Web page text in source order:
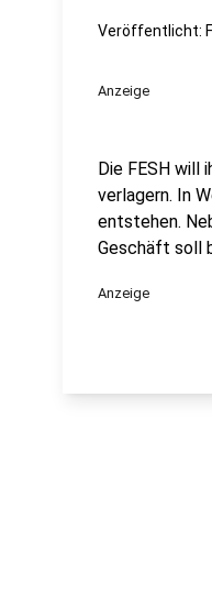
Veröffentlicht:
Anzeige
Die FESH will
verlagern. In
entstehen.
Geschäft soll
Anzeige